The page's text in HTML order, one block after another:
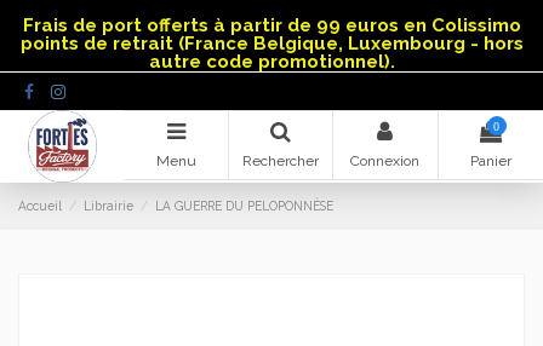
Frais de port offerts à partir de 99 euros en Colissimo
points de retrait (France Belgique, Luxembourg - hors
autre code promotionnel).
Menu Rechercher Connexion
0
Panier
Accueil Librairie LA GUERRE DU PELOPONNÈSE